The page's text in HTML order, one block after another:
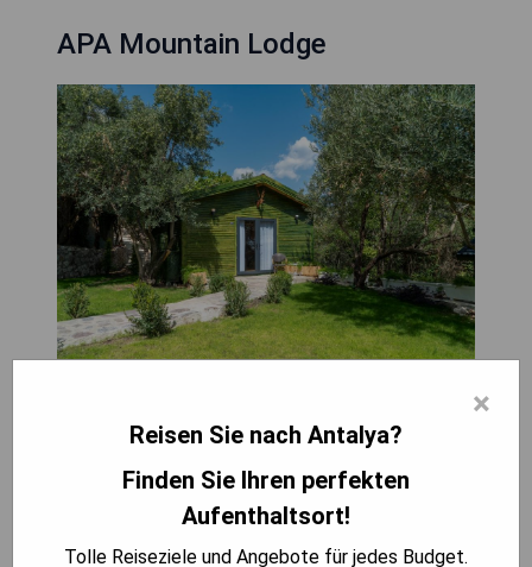
APA Mountain Lodge
2021, befindet sich in Antalya, 27 km von 5M
Migros entfernt. Es bietet Unterkünfte mit einem
Außenpool, kostenfreien Privatparkplätzen, einem
Garten und einer gemeinsamen Lounge. Die
×
Reisen Sie nach Antalya?
Finden Sie Ihren perfekten
Aufenthaltsort!
Tolle Reiseziele und Angebote für jedes Budget.